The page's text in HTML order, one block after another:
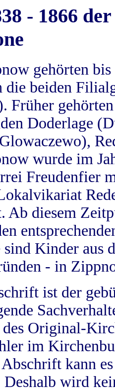
- 1866
gehörten
die beiden
Früher
Doderlage
wurde im
Freudenfier
Ab diesem
sind Kinder aus
- in
ist der
Original-
im
kann
Deshalb wird